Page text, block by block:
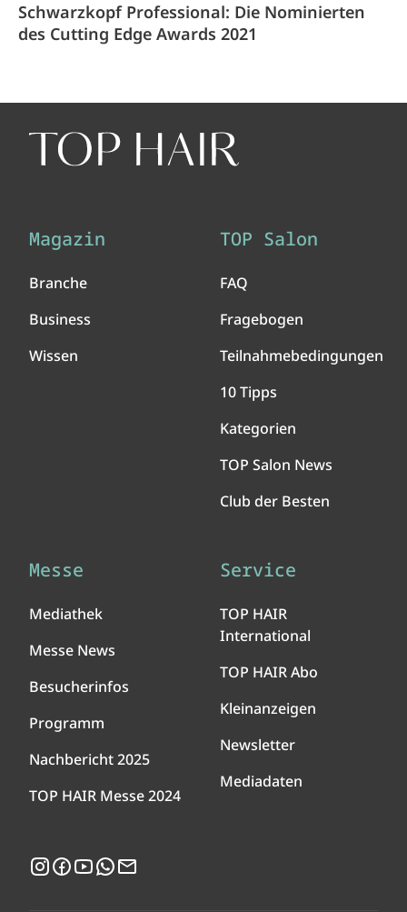
Schwarzkopf Professional: Die Nominierten
des Cutting Edge Awards 2021
Magazin
Branche
Business
Wissen
TOP Salon
FAQ
Fragebogen
Teilnahmebedingungen
10 Tipps
Kategorien
TOP Salon News
Club der Besten
Messe
Mediathek
Messe News
Besucherinfos
Programm
Nachbericht 2025
TOP HAIR Messe 2024
Service
TOP HAIR
International
TOP HAIR Abo
Kleinanzeigen
Newsletter
Mediadaten
Instagram
Facebook
YouTubeWhatsApp